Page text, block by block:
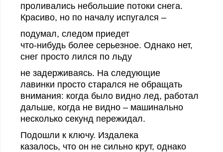
проливались небольшие потоки снега.
Красиво, но по началу испугался –
подумал, следом приедет
что-нибудь более серьезное. Однако нет,
снег просто лился по льду
не задерживаясь. На следующие
лавинки просто старался не обращать
внимания: когда было видно лед, работал
дальше, когда не видно – машинально
несколько секунд пережидал.
Подошли к ключу. Издалека
казалось, что он не сильно крут, однако